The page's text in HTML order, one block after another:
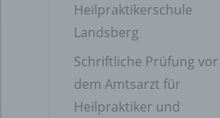
Heilpraktikerschule
Landsberg
Schriftliche Prüfung vor
dem Amtsarzt für
Heilpraktiker und